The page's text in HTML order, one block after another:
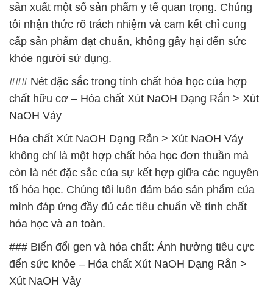
sản xuất một số sản phẩm y tế quan trọng. Chúng
tôi nhận thức rõ trách nhiệm và cam kết chỉ cung
cấp sản phẩm đạt chuẩn, không gây hại đến sức
khỏe người sử dụng.
### Nét đặc sắc trong tính chất hóa học của hợp
chất hữu cơ – Hóa chất Xút NaOH Dạng Rắn > Xút
NaOH Vảy
Hóa chất Xút NaOH Dạng Rắn > Xút NaOH Vảy
không chỉ là một hợp chất hóa học đơn thuần mà
còn là nét đặc sắc của sự kết hợp giữa các nguyên
tố hóa học. Chúng tôi luôn đảm bảo sản phẩm của
mình đáp ứng đầy đủ các tiêu chuẩn về tính chất
hóa học và an toàn.
### Biến đổi gen và hóa chất: Ảnh hưởng tiêu cực
đến sức khỏe – Hóa chất Xút NaOH Dạng Rắn >
Xút NaOH Vảy